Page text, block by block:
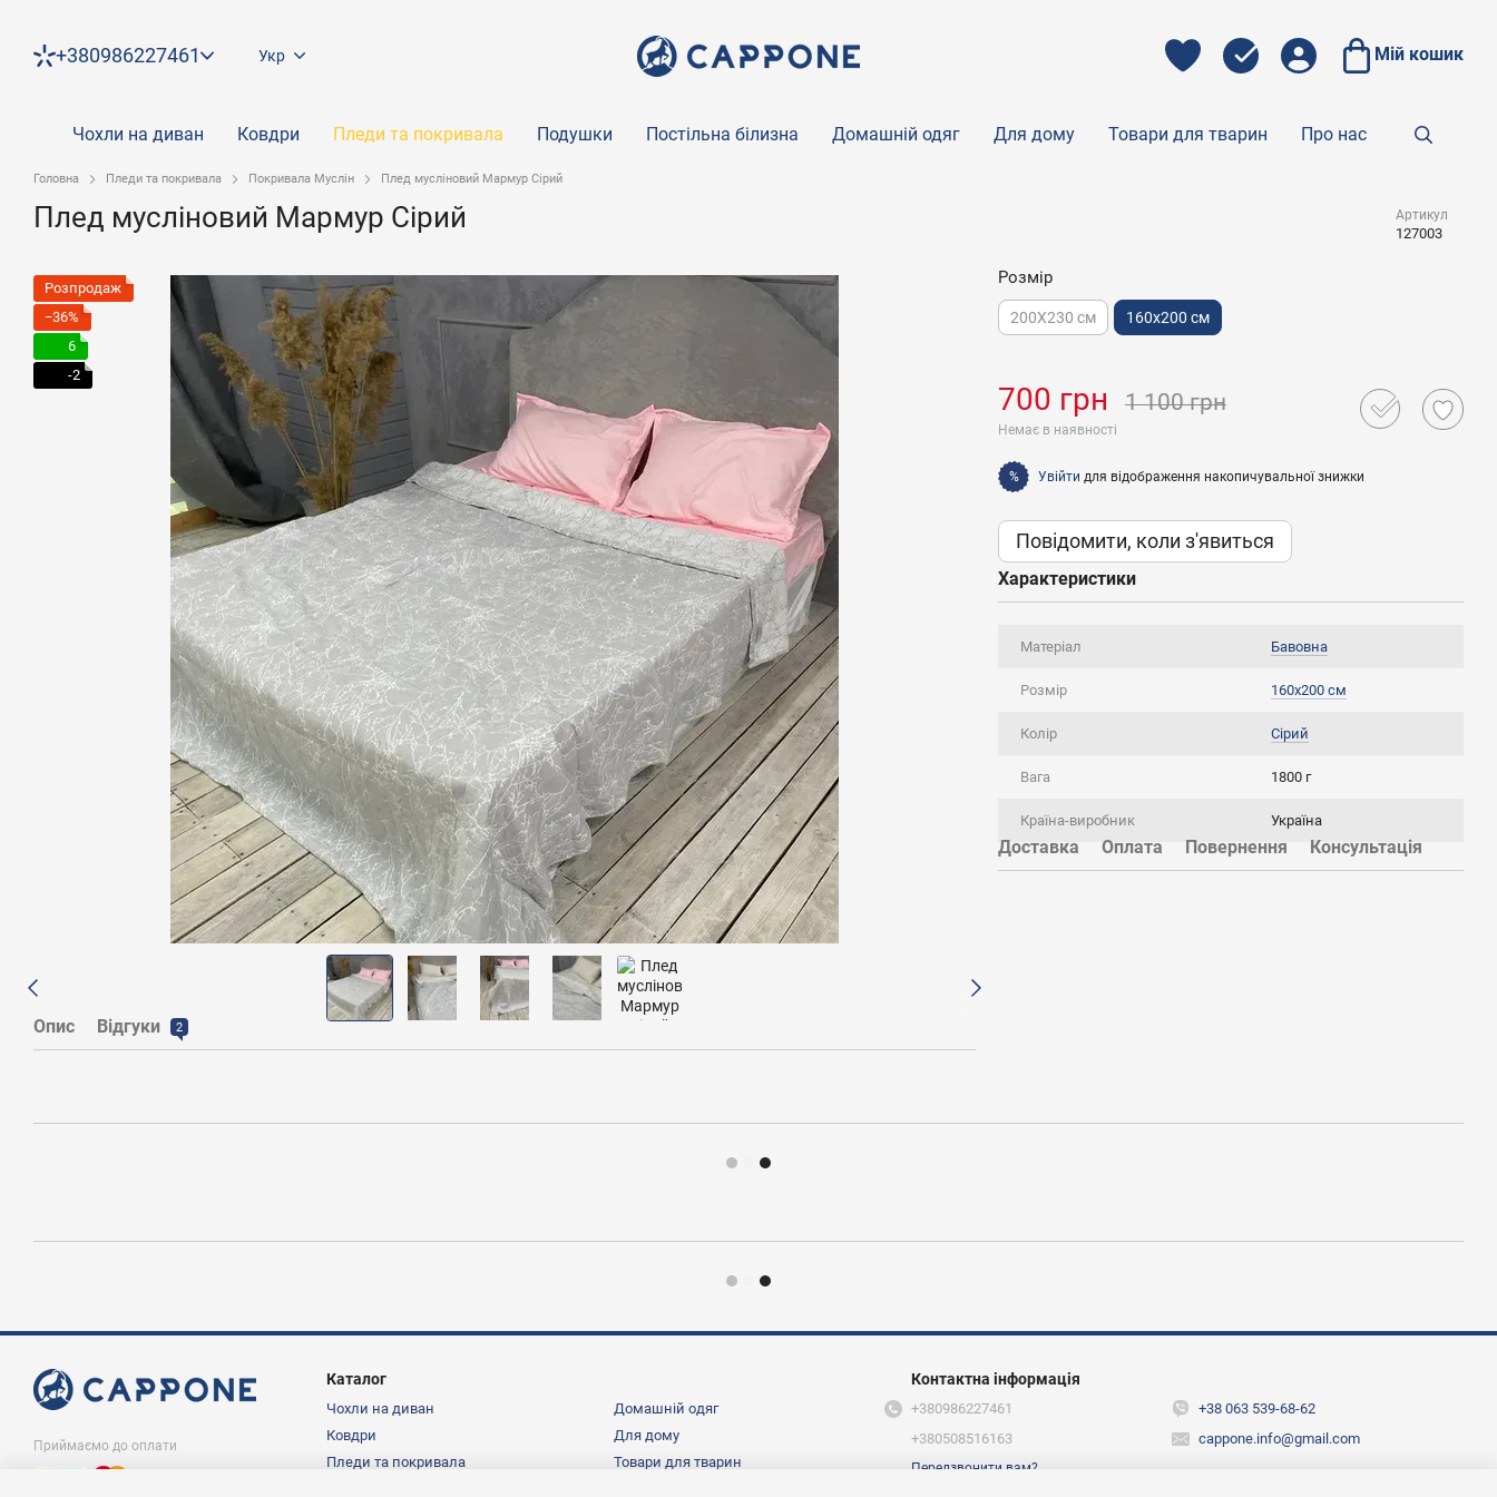
+380986227461 Укр Мій кошик
Чохли на диван Ковдри Пледи та покривала Подушки Постільна білизна Домашній одяг Для дому Товари для тварин Про нас
Головна Пледи та покривала Покривала Муслін Плед мусліновий Мармур Сірий
Плед мусліновий Мармур Сірий Артикул
127003
Розпродаж
−36%
6
-2
Опис Відгуки 2
Розмір
200X230 см 160х200 см
700 грн 1 100 грн
Немає в наявності
% Увійти для відображення накопичувальної знижки
Повідомити, коли з'явиться
Характеристики
Матеріал Бавовна
Розмір 160х200 см
Колір Сірий
Вага 1800 г
Країна-виробник Україна
Доставка Оплата Повернення Консультація
Приймаємо до оплати
Каталог
Чохли на диван
Ковдри
Пледи та покривала
Домашній одяг
Для дому
Товари для тварин
Контактна інформація
+380986227461
+380508516163
Передзвонити вам?
+38 063 539-68-62
cappone.info@gmail.com